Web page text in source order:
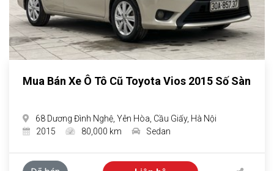
Mua Bán Xe Ô Tô Cũ Toyota Vios 2015 Số Sàn
68 Dương Đình Nghệ, Yên Hòa, Cầu Giấy, Hà Nội
2015
80,000 km Sedan